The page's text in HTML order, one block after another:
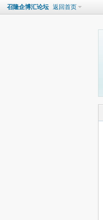
召隆企博汇论坛 返回首页